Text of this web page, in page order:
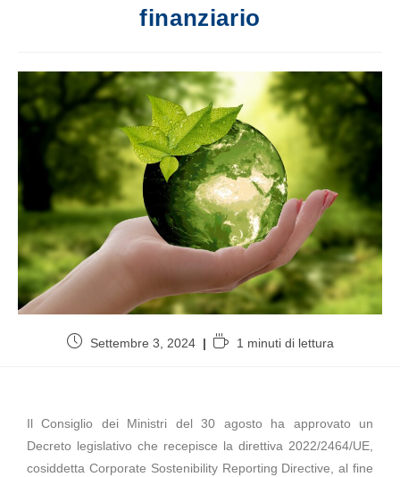
finanziario
Settembre 3, 2024 1 minuti di lettura
Il Consiglio dei Ministri del 30 agosto ha approvato un
Decreto legislativo che recepisce la direttiva 2022/2464/UE,
cosiddetta Corporate Sostenibility Reporting Directive, al fine